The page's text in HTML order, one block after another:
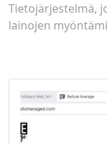
Tietojärjestelmä,
lainojen